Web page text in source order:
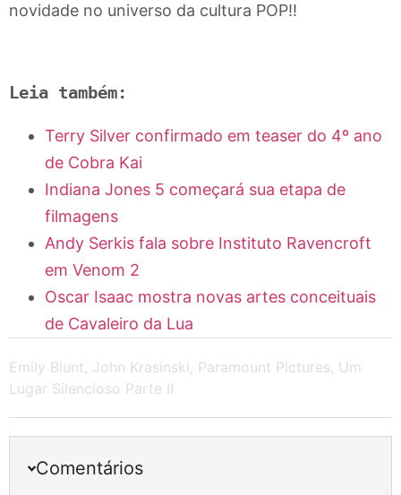
novidade no universo da cultura POP!!
Leia também:
Terry Silver confirmado em teaser do 4º ano
de Cobra Kai
Indiana Jones 5 começará sua etapa de
filmagens
Andy Serkis fala sobre Instituto Ravencroft
em Venom 2
Oscar Isaac mostra novas artes conceituais
de Cavaleiro da Lua
Emily Blunt, John Krasinski , Paramount Pictures, Um
Lugar Silencioso Parte II
Comentários